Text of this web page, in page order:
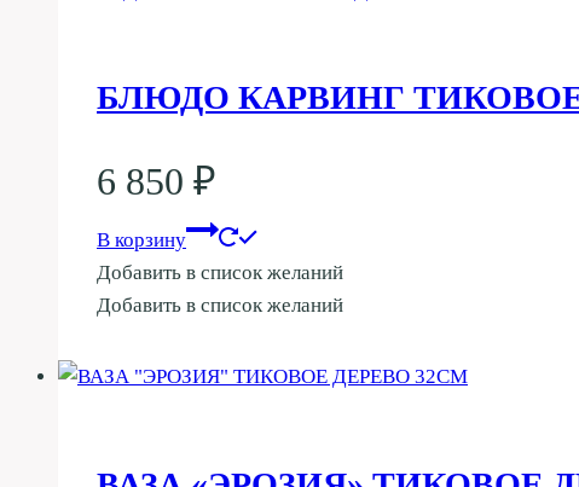
БЛЮДО КАРВИНГ
6 850 ₽
В корзину
Добавить в список желаний
Добавить в список желаний